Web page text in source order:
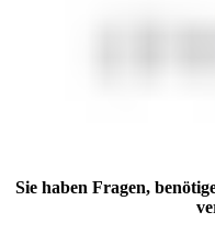
Sie haben Fragen,